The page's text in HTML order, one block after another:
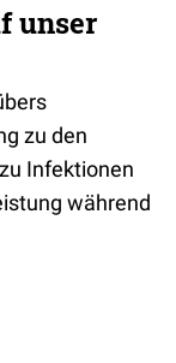
unser
zu den
Infektionen
während